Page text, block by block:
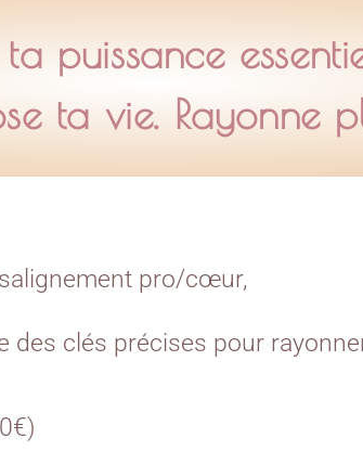
ta puissance
ta vie. Rayonne
pro/cœur,
des clés précises pour